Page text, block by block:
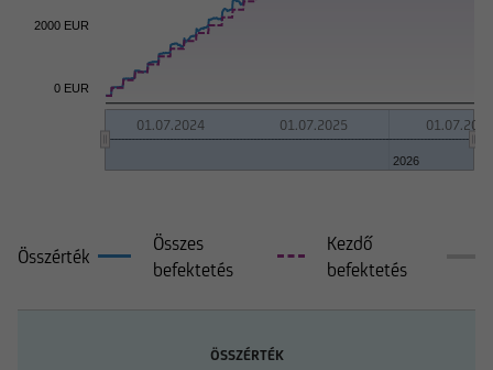
01.07.2024 01.07.2025 01.07.2026
2026
0 EUR
2000 EUR
Összérték
Összes
befektetés
Kezdő
befektetés
ÖSSZÉRTÉK